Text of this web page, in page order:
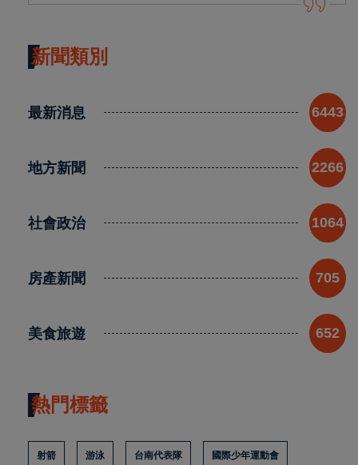
新聞類別
最新消息 6443
地方新聞 2266
社會政治 1064
房產新聞 705
美食旅遊 652
熱門標籤
射箭 游泳 台南代表隊 國際少年運動會